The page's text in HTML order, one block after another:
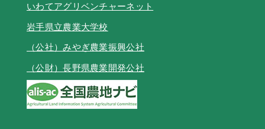
いわてアグリベンチャーネット
岩手県立農業大学校
（公社）みやぎ農業振興公社
（公財）長野県農業開発公社